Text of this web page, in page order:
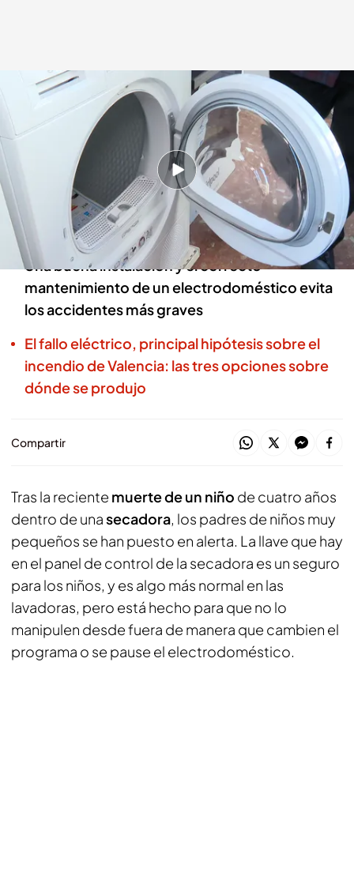
Una secadora con medidas de seguridad
Redacción digital Noticias Cuatro
01 MAR 2024 - 17:06h.
Al vaciarse una secadora hay calor residual en
el interior que podría provocar asfixia si se está
dentro
Una buena instalación y el correcto
mantenimiento de un electrodoméstico evita
los accidentes más graves
El fallo eléctrico, principal hipótesis sobre el
incendio de Valencia: las tres opciones sobre
dónde se produjo
Compartir
Tras la reciente muerte de un niño de cuatro años
dentro de unasecadora, los padres de niños muy
pequeños se han puesto en alerta. La llave que hay
en el panel de control de la secadora es un seguro
para los niños, y es algo más normal en las
lavadoras, pero está hecho para que no lo
manipulen desde fuera de manera que cambien el
programa o se pause el electrodoméstico.